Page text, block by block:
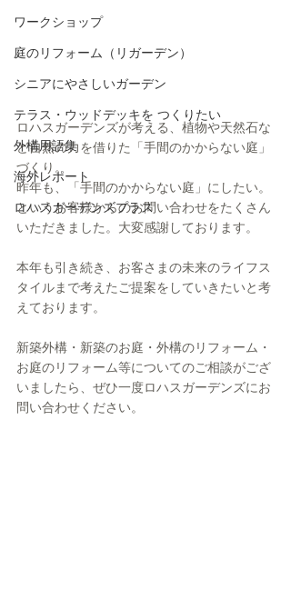
ワークショップ
庭のリフォーム（リガーデン）
シニアにやさしいガーデン
テラス・ウッドデッキを つくりたい
外構用語集
海外レポート
ロハスガーデンズプラス
ロハスガーデンズが考える、植物や天然石な
ど自然の力を借りた「手間のかからない庭」
づくり。
昨年も、「手間のかからない庭」にしたい。
というお客様からのお問い合わせをたくさん
いただきました。大変感謝しております。
本年も引き続き、お客さまの未来のライフス
タイルまで考えたご提案をしていきたいと考
えております。
新築外構・新築のお庭・外構のリフォーム・
お庭のリフォーム等についてのご相談がござ
いましたら、ぜひ一度ロハスガーデンズにお
問い合わせください。